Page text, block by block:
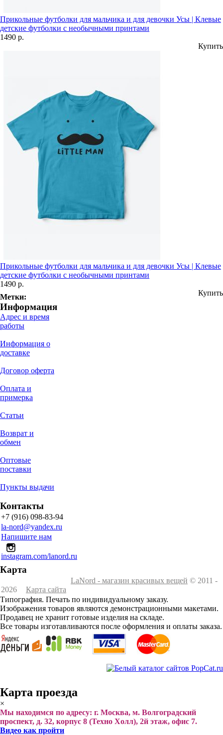
Прикольные футболки для мальчика и для девочки Усы | Клевые
детские футболки с необычными принтами
1490 р.
Купить
Прикольные футболки для мальчика и для девочки Усы | Клевые
детские футболки с необычными принтами
1490 р.
Купить
Метки:
Информация
Адрес и время
работы
Информация о
доставке
Договор оферта
Оплата и
примерка
Статьи
Возврат и
обмен
Оптовые
поставки
Пункты выдачи
Контакты
+7 (916) 098-83-94
la-nord@yandex.ru
Напишите нам
instagram.com/lanord.ru
Карта
LaNord - магазин красивых вещей © 2011 -
2026
Карта сайта
Типография. Печать по индивидуальному заказу.
Изображения товаров являются демонстрационными макетами.
Продавец не хранит готовые изделия на складе.
Все товары изготавливаются после оформления и оплаты заказа.
Карта проезда
×
Мы находимся по адресу: г. Москва, м. Волгоградский
проспект, д. 32, корпус 8 (Техно Холл), 2й этаж, офис 7.
Видео как пройти